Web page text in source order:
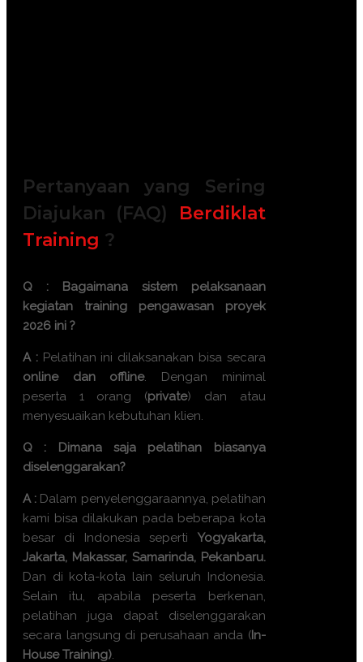
Pertanyaan yang Sering
Diajukan (FAQ) Berdiklat
Training ?
Q : Bagaimana sistem pelaksanaan
kegiatan training pengawasan proyek
2026 ini ?
A :Pelatihan ini dilaksanakan bisa secara
online dan offline. Dengan minimal
peserta 1 orang (private) dan atau
menyesuaikan kebutuhan klien.
Q : Dimana saja pelatihan biasanya
diselenggarakan?
A : Dalam penyelenggaraannya, pelatihan
kami bisa dilakukan pada beberapa kota
besar di Indonesia seperti Yogyakarta,
Jakarta, Makassar, Samarinda, Pekanbaru.
Dan di kota-kota lain seluruh Indonesia.
Selain itu, apabila peserta berkenan,
pelatihan juga dapat diselenggarakan
secara langsung di perusahaan anda (In-
House Training).